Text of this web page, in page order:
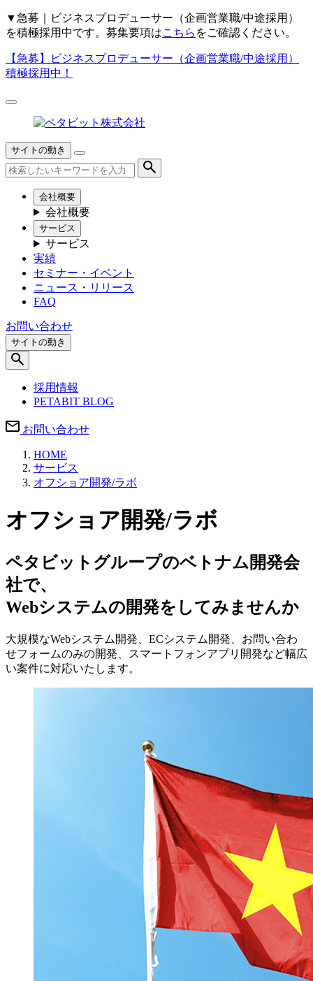
▼ 急募｜ビジネスプロデューサー（企画営業職/中途採用）
を積極採用中です。募集要項はこちら をご確認ください。
【急募】
ビジネスプロデューサー（企画営業職/中途採用）
積極採用中！
サイトの動き
会社概要
会社概要
サービス
サービス
実績
セミナー・イベント
ニュース・リリース
FAQ
お問い合わせ
サイトの動き
採用情報
PETABIT BLOG
お問い合わせ
HOME
サービス
オフショア開発/ラボ
オフショア開発/ラボ
ペタビットグループのベトナム開発会
社で、
Webシステムの開発をしてみませんか
大規模なWebシステム開発、ECシステム開発、お問い合わ
せフォームのみの開発、スマートフォンアプリ開発など幅広
い案件に対応いたします。